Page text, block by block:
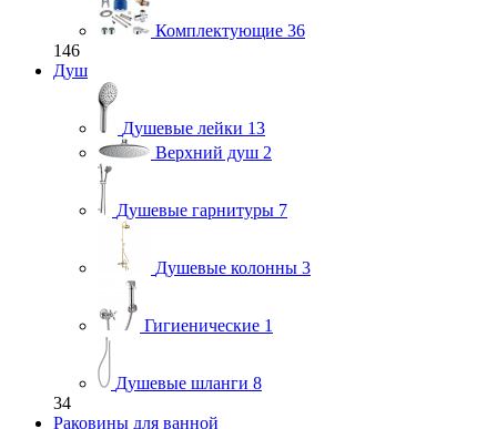
Комплектующие 36
146
Душ
Душевые лейки 13
Верхний душ 2
Душевые гарнитуры 7
Душевые колонны 3
Гигиенические 1
Душевые шланги 8
34
Раковины для ванной